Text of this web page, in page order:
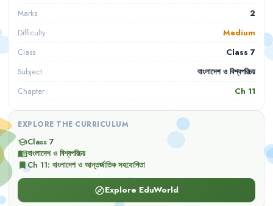
Marks 2
Difficulty Medium
Class Class 7
Subject বাংলাদেশ ও বিশ্বপরিচয়
Chapter Ch 11
EXPLORE THE CURRICULUM
schoolClass 7
menu_bookবাংলাদেশ ও বিশ্বপরিচয়
bookmarkCh 11: বাংলাদেশ ও আন্তর্জাতিক সহযোগিতা
exploreExplore EduWorld